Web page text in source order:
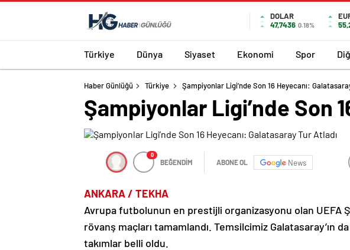
DOLAR
47,7436 0.18%
Türkiye Dünya Siyaset Ekonomi Spor
Haber Günlüğü Türkiye Şampiyonlar Ligi’nde Son 16 Heyecanı:
Şampiyonlar Ligi’nde Son
0
BEĞENDİM ABONE OL News
ANKARA / TEKHA
Avrupa futbolunun en prestijli organizasyonu olan UEFA
rövanş maçları tamamlandı. Temsilcimiz Galatasaray’ın
takımlar belli oldu.